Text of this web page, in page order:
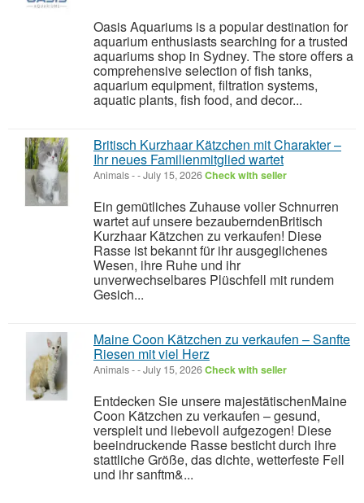
Oasis Aquariums is a popular destination for
aquarium enthusiasts searching for a trusted
aquariums shop in Sydney. The store offers a
comprehensive selection of fish tanks,
aquarium equipment, filtration systems,
aquatic plants, fish food, and decor...
Britisch Kurzhaar Kätzchen mit Charakter –
Ihr neues Familienmitglied wartet
Animals--July 15, 2026Check with seller
Ein gemütliches Zuhause voller Schnurren
wartet auf unsere bezauberndenBritisch
Kurzhaar Kätzchen zu verkaufen! Diese
Rasse ist bekannt für ihr ausgeglichenes
Wesen, ihre Ruhe und ihr
unverwechselbares Plüschfell mit rundem
Gesich...
Maine Coon Kätzchen zu verkaufen – Sanfte
Riesen mit viel Herz
Animals--July 15, 2026Check with seller
Entdecken Sie unsere majestätischenMaine
Coon Kätzchen zu verkaufen – gesund,
verspielt und liebevoll aufgezogen! Diese
beeindruckende Rasse besticht durch ihre
stattliche Größe, das dichte, wetterfeste Fell
und ihr sanftm&...